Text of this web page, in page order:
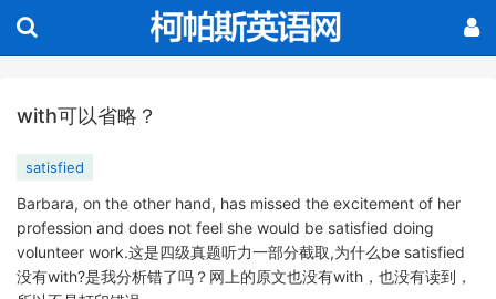
with可以省略？
satisfied
Barbara, on the other hand, has missed the excitement of her
profession and does not feel she would be satisfied doing
volunteer work.这是四级真题听力一部分截取,为什么be satisfied
没有with?是我分析错了吗？网上的原文也没有with，也没有读到，